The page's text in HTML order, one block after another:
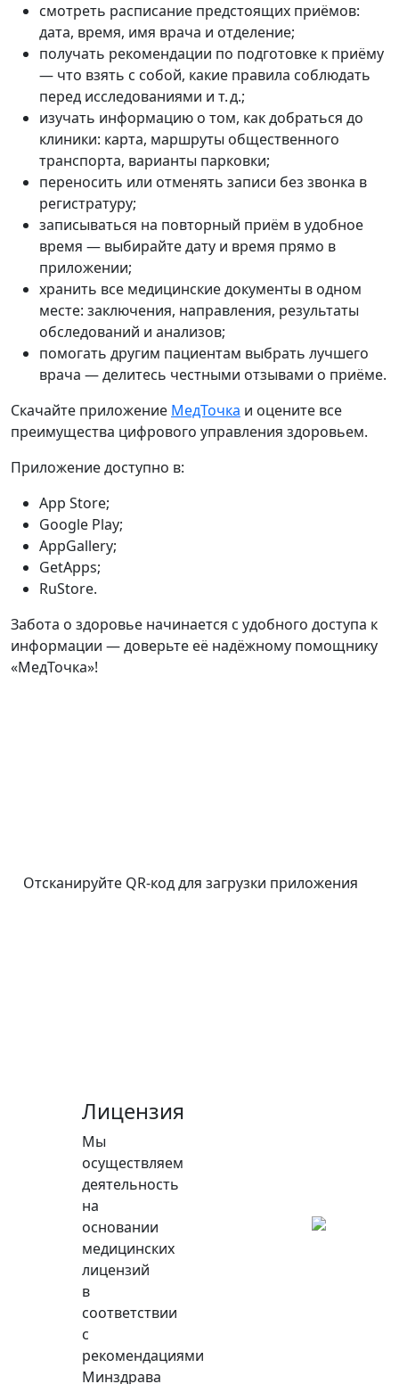
смотреть расписание предстоящих приёмов:
дата, время, имя врача и отделение;
получать рекомендации по подготовке к приёму
— что взять с собой, какие правила соблюдать
перед исследованиями и т. д.;
изучать информацию о том, как добраться до
клиники: карта, маршруты общественного
транспорта, варианты парковки;
переносить или отменять записи без звонка в
регистратуру;
записываться на повторный приём в удобное
время — выбирайте дату и время прямо в
приложении;
хранить все медицинские документы в одном
месте: заключения, направления, результаты
обследований и анализов;
помогать другим пациентам выбрать лучшего
врача — делитесь честными отзывами о приёме.
Скачайте приложение МедТочка и оцените все
преимущества цифрового управления здоровьем.
Приложение доступно в:
App Store;
Google Play;
AppGallery;
GetApps;
RuStore.
Забота о здоровье начинается с удобного доступа к
информации — доверьте её надёжному помощнику
«МедТочка»!
Отсканируйте QR-код для загрузки приложения
Лицензия
Мы
осуществляем
деятельность
на
основании
медицинских
лицензий
в
соответствии
с
рекомендациями
Минздрава